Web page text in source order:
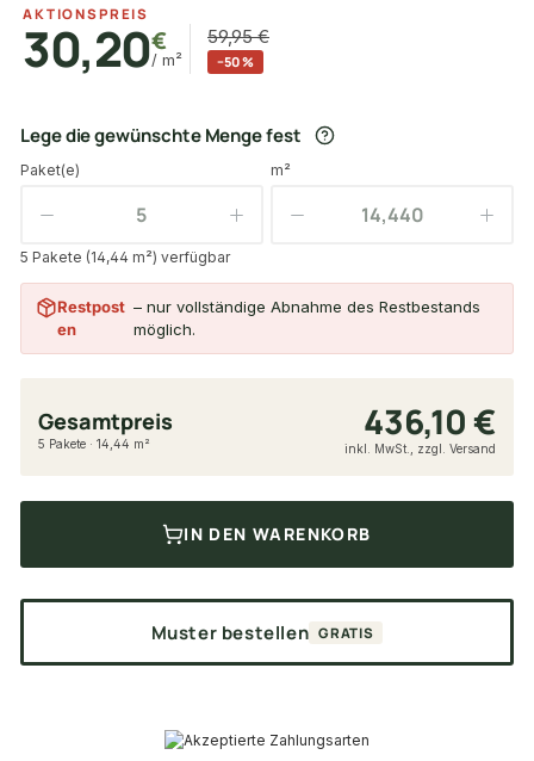
AKTIONSPREIS
30,20€
/ m²
59,95 €
−50 %
Lege die gewünschte Menge fest
Paket(e) m²
5 Pakete (14,44 m²) verfügbar
Restpost
en
– nur vollständige Abnahme des Restbestands
möglich.
Gesamtpreis 436,10 €
5 Pakete · 14,44 m² inkl. MwSt., zzgl. Versand
IN DEN WARENKORB
Muster bestellen GRATIS